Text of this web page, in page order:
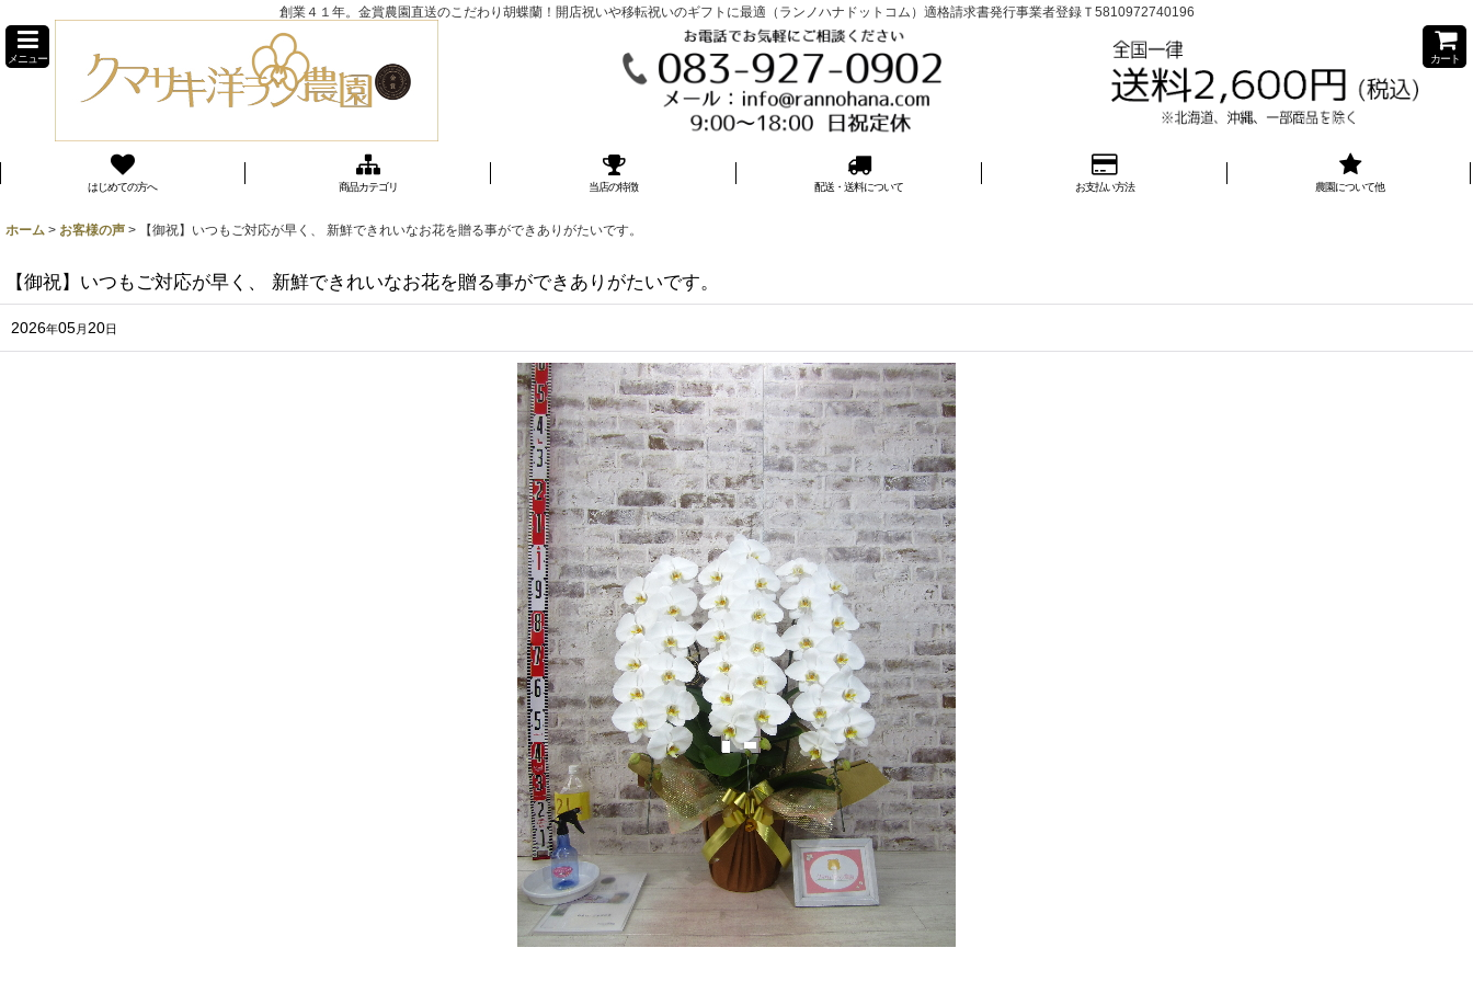
創業４１年。金賞農園直送のこだわり胡蝶蘭！開店祝いや移転祝いのギフトに最適（ランノハナドットコム）適格請求書発行事業者登録Ｔ5810972740196
メニュー カート
はじめての方へ 商品カテゴリ 当店の特徴 配送・送料について お支払い方法 農園について他
ホーム > お客様の声 > 【御祝】いつもご対応が早く、 新鮮できれいなお花を贈る事ができありがたいです。
【御祝】いつもご対応が早く、 新鮮できれいなお花を贈る事ができありがたいです。
2026年05月 20日